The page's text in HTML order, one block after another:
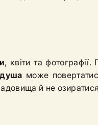
, квіти та
душа може
й не